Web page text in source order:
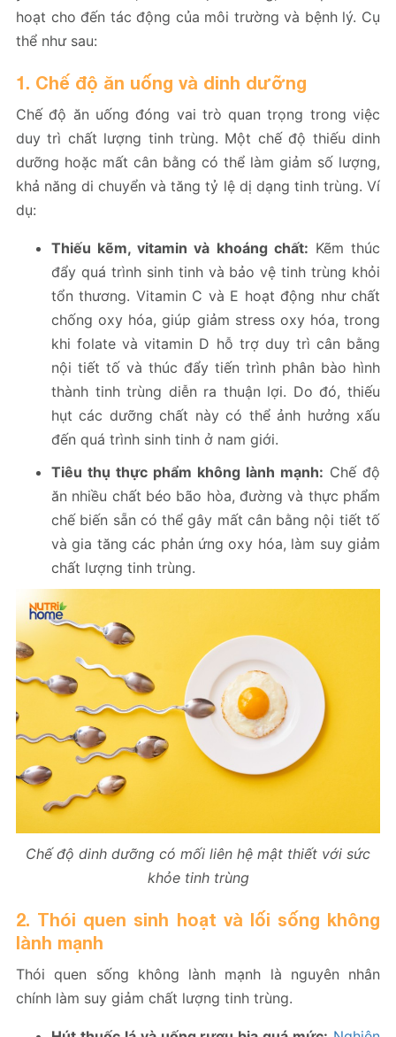
hoạt cho đến tác động của môi trường và bệnh lý. Cụ
thể như sau:
1. Chế độ ăn uống và dinh dưỡng
Chế độ ăn uống đóng vai trò quan trọng trong việc
duy trì chất lượng tinh trùng. Một chế độ thiếu dinh
dưỡng hoặc mất cân bằng có thể làm giảm số lượng,
khả năng di chuyển và tăng tỷ lệ dị dạng tinh trùng. Ví
dụ:
Thiếu kẽm, vitamin và khoáng chất: Kẽm thúc
đẩy quá trình sinh tinh và bảo vệ tinh trùng khỏi
tổn thương. Vitamin C và E hoạt động như chất
chống oxy hóa, giúp giảm stress oxy hóa, trong
khi folate và vitamin D hỗ trợ duy trì cân bằng
nội tiết tố và thúc đẩy tiến trình phân bào hình
thành tinh trùng diễn ra thuận lợi. Do đó, thiếu
hụt các dưỡng chất này có thể ảnh hưởng xấu
đến quá trình sinh tinh ở nam giới.
Tiêu thụ thực phẩm không lành mạnh: Chế độ
ăn nhiều chất béo bão hòa, đường và thực phẩm
chế biến sẵn có thể gây mất cân bằng nội tiết tố
và gia tăng các phản ứng oxy hóa, làm suy giảm
chất lượng tinh trùng.
Chế độ dinh dưỡng có mối liên hệ mật thiết với sức
khỏe tinh trùng
2. Thói quen sinh hoạt và lối sống không
lành mạnh
Thói quen sống không lành mạnh là nguyên nhân
chính làm suy giảm chất lượng tinh trùng.